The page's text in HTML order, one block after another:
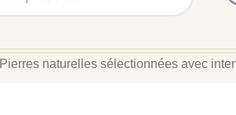
Pierres naturelles sélectionnées avec